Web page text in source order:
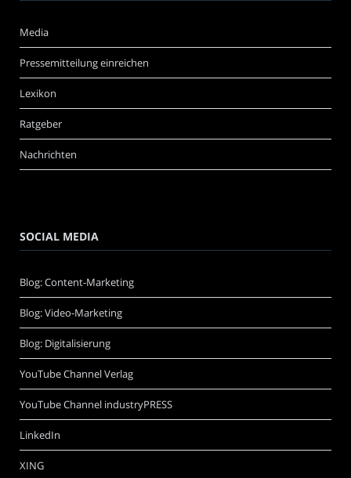
Media
Pressemitteilung einreichen
Lexikon
Ratgeber
Nachrichten
SOCIAL MEDIA
Blog: Content-Marketing
Blog: Video-Marketing
Blog: Digitalisierung
YouTube Channel Verlag
YouTube Channel industryPRESS
LinkedIn
XING